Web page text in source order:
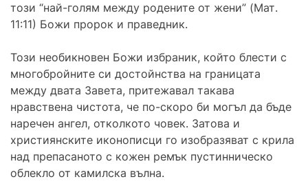
този “най-голям между родените от жени” (Мат.
11:11) Божи пророк и праведник.
Този необикновен Божи избраник, който блести с
многобройните си достойнства на границата
между двата Завета, притежавал такава
нравствена чистота, че по-скоро би могъл да бъде
наречен ангел, отколкото човек. Затова и
християнските иконописци го изобразяват с крила
над препасаното с кожен ремък пустинническо
облекло от камилска вълна.